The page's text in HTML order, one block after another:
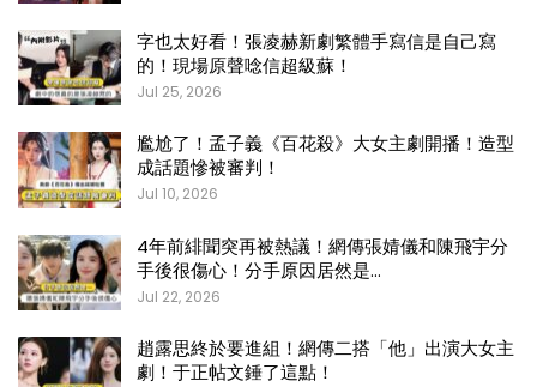
字也太好看！張凌赫新劇繁體手寫信是自己寫
的！現場原聲唸信超級蘇！
Jul 25, 2026
尷尬了！孟子義《百花殺》大女主劇開播！造型
成話題慘被審判！
Jul 10, 2026
4年前緋聞突再被熱議！網傳張婧儀和陳飛宇分
手後很傷心！分手原因居然是…
Jul 22, 2026
趙露思終於要進組！網傳二搭「他」出演大女主
劇！于正帖文錘了這點！